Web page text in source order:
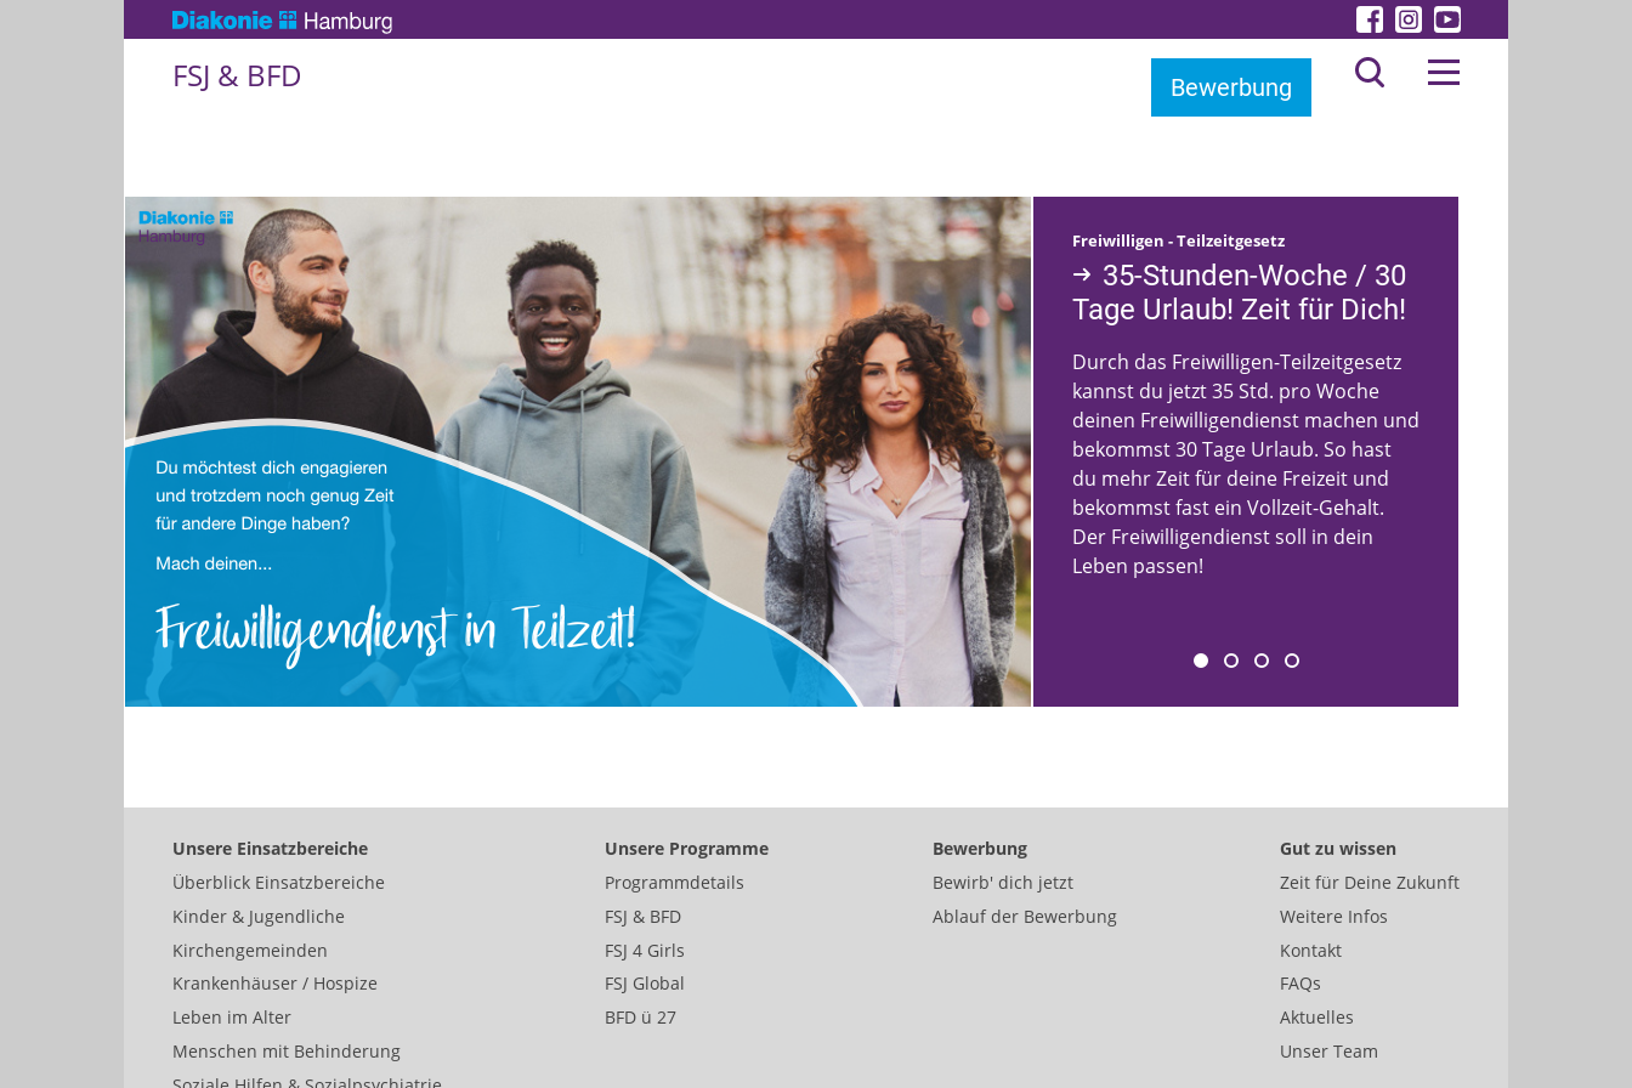
FSJ & BFD Bewerbung
Freiwilligen - Teilzeitgesetz
35-Stunden-Woche / 30
Tage Urlaub! Zeit für Dich!
Durch das Freiwilligen-Teilzeitgesetz
kannst du jetzt 35 Std. pro Woche
deinen Freiwilligendienst machen und
bekommst 30 Tage Urlaub. So hast
du mehr Zeit für deine Freizeit und
bekommst fast ein Vollzeit-Gehalt.
Der Freiwilligendienst soll in dein
Leben passen!
Unsere Einsatzbereiche
Überblick Einsatzbereiche
Kinder & Jugendliche
Kirchengemeinden
Krankenhäuser / Hospize
Leben im Alter
Menschen mit Behinderung
Unsere Programme
Programmdetails
FSJ & BFD
FSJ 4 Girls
FSJ Global
BFD ü 27
Bewerbung
Bewirb' dich jetzt
Ablauf der Bewerbung
Gut zu wissen
Zeit für Deine Zukunft
Weitere Infos
Kontakt
FAQs
Aktuelles
Unser Team